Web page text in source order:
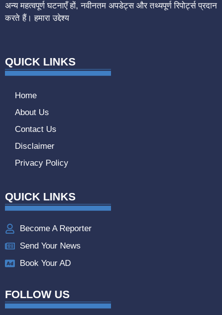
अन्य महत्वपूर्ण घटनाएँ हों, नवीनतम अपडेट्स और तथ्यपूर्ण रिपोर्ट्स प्रदान
करते हैं। हमारा उद्देश्य
QUICK LINKS
Home
About Us
Contact Us
Disclaimer
Privacy Policy
QUICK LINKS
Become A Reporter
Send Your News
Book Your AD
FOLLOW US